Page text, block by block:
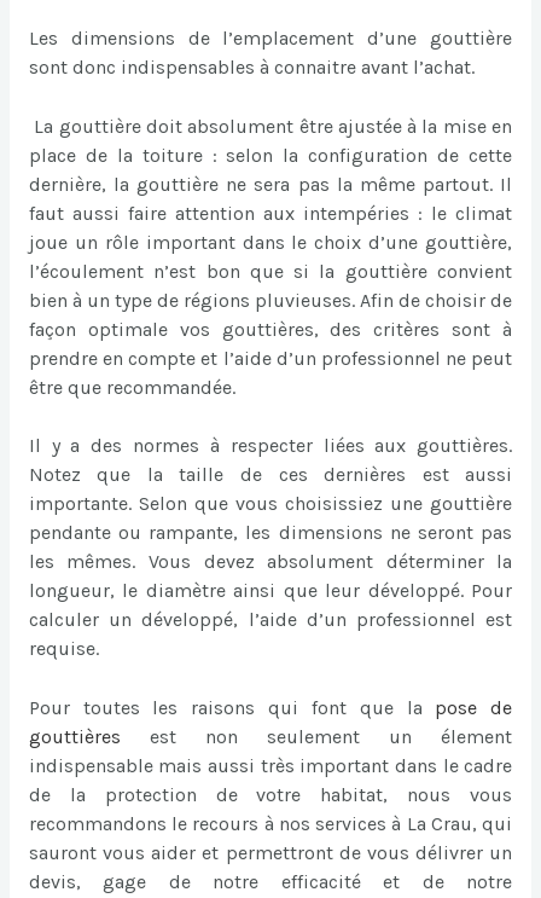
Les dimensions de l’emplacement d’une gouttière
sont donc indispensables à connaitre avant l’achat.
La gouttière doit absolument être ajustée à la mise en
place de la toiture : selon la configuration de cette
dernière, la gouttière ne sera pas la même partout. Il
faut aussi faire attention aux intempéries : le climat
joue un rôle important dans le choix d’une gouttière,
l’écoulement n’est bon que si la gouttière convient
bien à un type de régions pluvieuses. Afin de choisir de
façon optimale vos gouttières, des critères sont à
prendre en compte et l’aide d’un professionnel ne peut
être que recommandée.
Il y a des normes à respecter liées aux gouttières.
Notez que la taille de ces dernières est aussi
importante. Selon que vous choisissiez une gouttière
pendante ou rampante, les dimensions ne seront pas
les mêmes. Vous devez absolument déterminer la
longueur, le diamètre ainsi que leur développé. Pour
calculer un développé, l’aide d’un professionnel est
requise.
Pour toutes les raisons qui font que la pose de
gouttières
est non seulement un élement
indispensable mais aussi très important dans le cadre
de la protection de votre habitat, nous vous
recommandons le recours à nos services à La Crau, qui
sauront vous aider et permettront de vous délivrer un
devis, gage de notre efficacité et de notre